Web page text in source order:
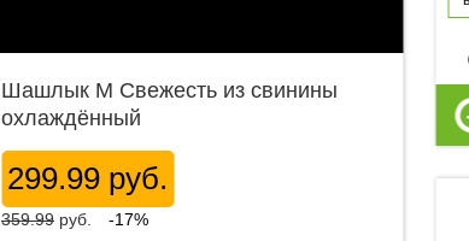
Шашлык М Свежесть из свинины
охлаждённый
299.99 руб.
359.99 руб. -17%